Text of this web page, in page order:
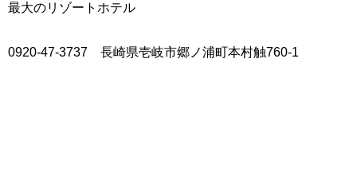
最大のリゾートホテル
0920-47-3737 長崎県壱岐市郷ノ浦町本村触760-1